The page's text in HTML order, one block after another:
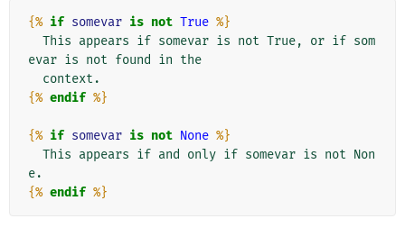
{% if somevar is not True %}
evar is not found in the
{% endif %}
{% if somevar is not None %}
{% endif %}